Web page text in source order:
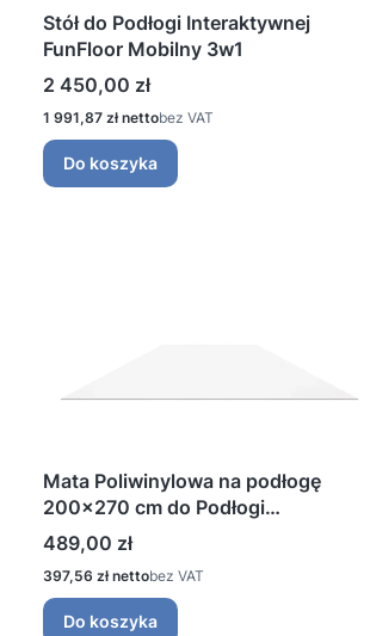
Stół do Podłogi Interaktywnej
FunFloor Mobilny 3w1
Cena
2 450,00 zł
Cena
1 991,87 zł bez VAT
Do koszyka
Mata Poliwinylowa na podłogę
200x270 cm do Podłogi
Interaktywnej FunFloor
Cena
489,00 zł
Cena
397,56 zł bez VAT
Do koszyka